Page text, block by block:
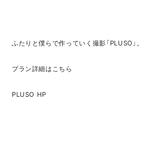
ふたりと僕らで作っていく撮影「PLUSO」。
プラン詳細はこちら
PLUSO HP